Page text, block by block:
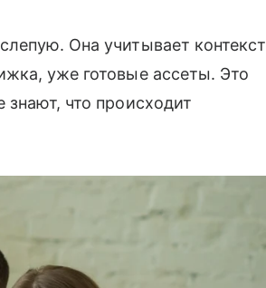
Она учитывает контекст
уже готовые ассеты. Это
знают, что происходит